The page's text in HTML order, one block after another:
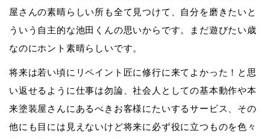
屋さんの素晴らしい所も全て見つけて、自分を磨きたいと
ういう自主的な池田くんの思いからです。まだ遊びたい歳
なのにホント素晴らしいです。
将来は若い頃にリペイント匠に修行に来てよかった！と思
い返せるように仕事は勿論、社会人としての基本動作や本
来塗装屋さんにあるべきお客様にたいするサービス、その
他にも目には見えないけど将来に必ず役に立つものを色々